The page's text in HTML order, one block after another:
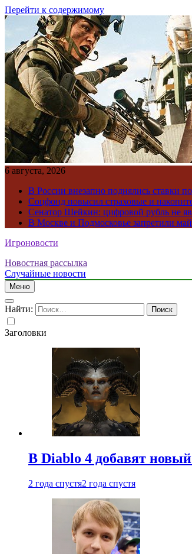
Перейти к содержимому
6 августа, 2026
В России внезапно поднялись ставки
Соцфонд повысил страховые и
Сенатор Шейкин: цифровой рубль не
В Москве и Подмосковье запретили
Игроновости
Новостная рассылка
Случайные новости
Меню
Найти:
Заголовки
В Diablo 4 добавят
2 года спустя2 года спустя